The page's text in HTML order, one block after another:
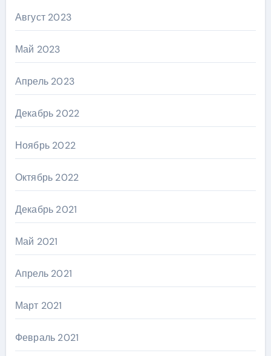
Август 2023
Май 2023
Апрель 2023
Декабрь 2022
Ноябрь 2022
Октябрь 2022
Декабрь 2021
Май 2021
Апрель 2021
Март 2021
Февраль 2021